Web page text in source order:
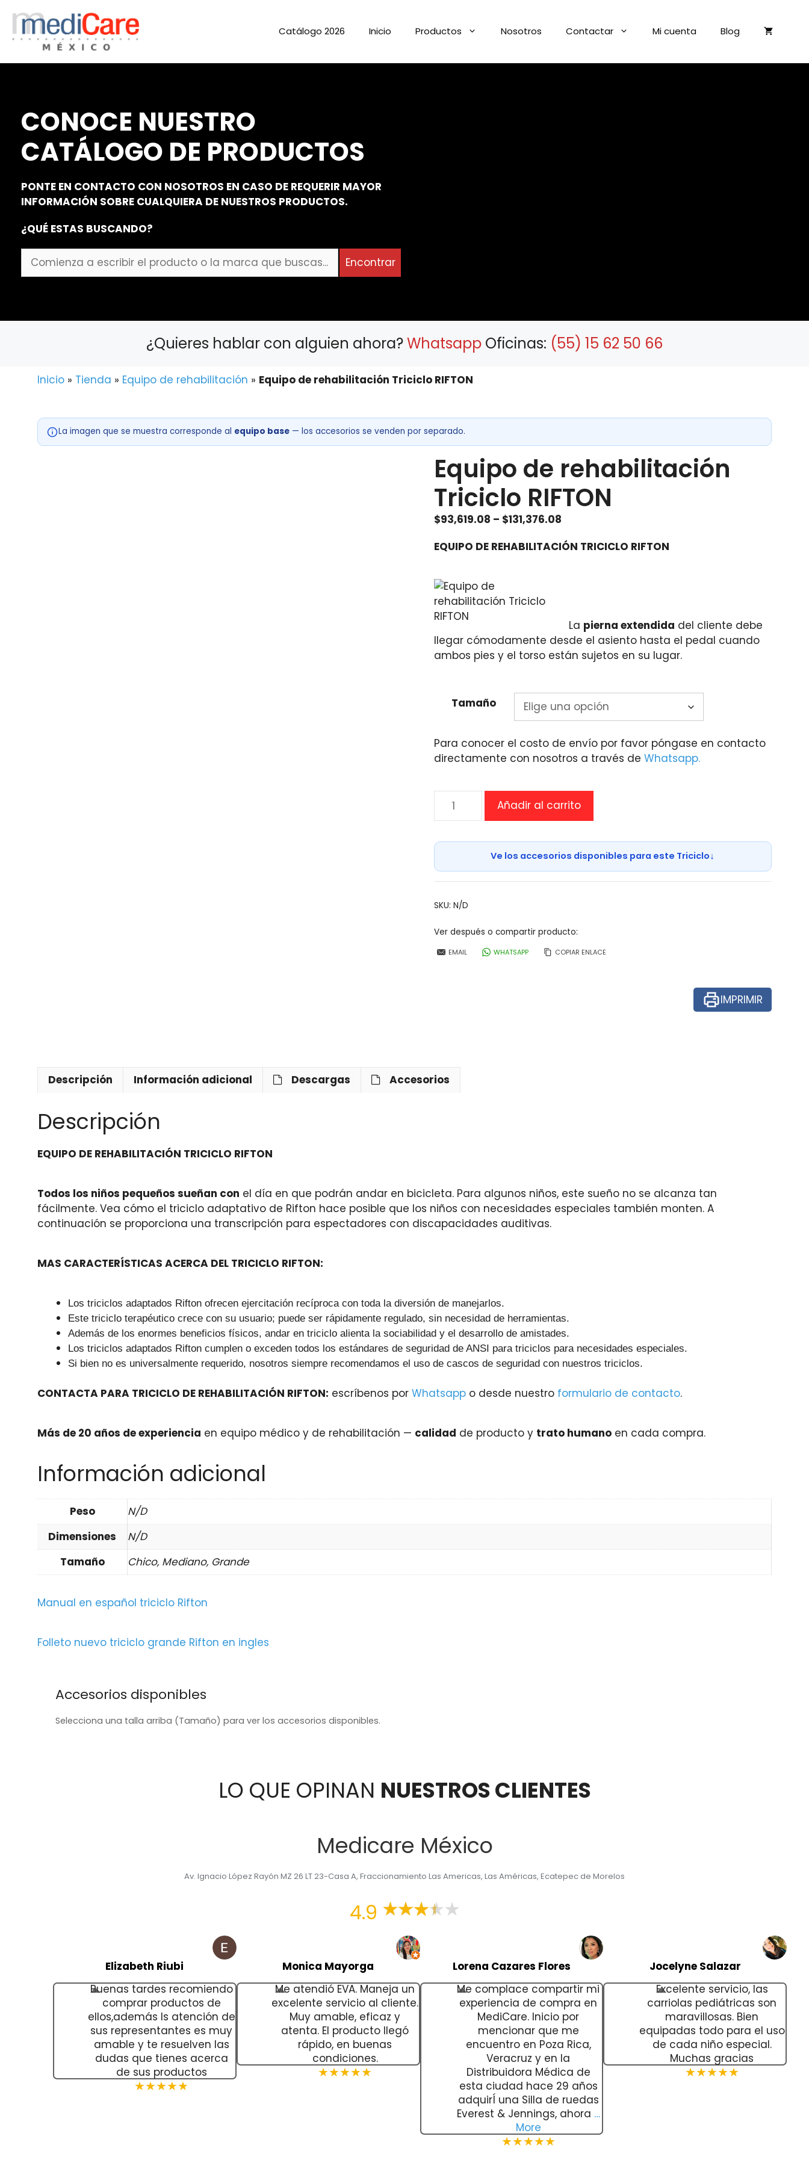
contenido
Catálogo 2026 Inicio Productos Nosotros Contactar Mi cuenta Blog
CONOCE NUESTRO
CATÁLOGO DE PRODUCTOS
PONTE EN CONTACTO CON NOSOTROS EN CASO DE REQUERIR MAYOR
INFORMACIÓN SOBRE CUALQUIERA DE NUESTROS PRODUCTOS.
¿QUÉ ESTAS BUSCANDO?
Comienza
que
Encontrar
¿Quieres hablar con alguien ahora?Whatsapp Oficinas: (55) 15 62 50 66
Inicio » Tienda » Equipo de rehabilitación » Equipo de rehabilitación Triciclo RIFTON
La imagen que se muestra corresponde al equipo base — los accesorios se venden por separado.
Equipo de rehabilitación
Triciclo RIFTON
$93,619.08 – $131,376.08Price
$93,619.08
EQUIPO DE REHABILITACIÓN TRICICLO RIFTON
La pierna extendida del cliente debe
llegar cómodamente desde el asiento hasta el pedal cuando
ambos pies y el torso están sujetos en su lugar.
Tamaño
Para conocer el costo de envío por favor póngase en contacto
directamente con nosotros a través de Whatsapp.
Triciclo
cantidad
Añadir al carrito
Ve los accesorios disponibles para este Triciclo↓
SKU: N/D
Ver después o compartir producto:
EMAIL WHATSAPP COPIAR ENLACE
IMPRIMIR
Descripción Información adicional Descargas Accesorios
Descripción
EQUIPO DE REHABILITACIÓN TRICICLO RIFTON
Todos los niños pequeños sueñan con el día en que podrán andar en bicicleta. Para algunos niños, este sueño no se alcanza tan
fácilmente. Vea cómo el triciclo adaptativo de Rifton hace posible que los niños con necesidades especiales también monten. A
continuación se proporciona una transcripción para espectadores con discapacidades auditivas.
MAS CARACTERÍSTICAS ACERCA DEL TRICICLO RIFTON:
Los triciclos adaptados Rifton ofrecen ejercitación recíproca con toda la diversión de manejarlos.
Este triciclo terapéutico crece con su usuario; puede ser rápidamente regulado, sin necesidad de herramientas.
Además de los enormes beneficios físicos, andar en triciclo alienta la sociabilidad y el desarrollo de amistades.
Los triciclos adaptados Rifton cumplen o exceden todos los estándares de seguridad de ANSI para triciclos para necesidades especiales.
Si bien no es universalmente requerido, nosotros siempre recomendamos el uso de cascos de seguridad con nuestros triciclos.
CONTACTA PARA TRICICLO DE REHABILITACIÓN RIFTON: escríbenos por Whatsapp o desde nuestro formulario de contacto.
Más de 20 años de experiencia en equipo médico y de rehabilitación — calidad de producto y trato humano en cada compra.
Información adicional
Peso
N/D
Dimensiones
N/D
Tamaño
Chico, Mediano, Grande
Manual en español triciclo Rifton
Folleto nuevo triciclo grande Rifton en ingles
Accesorios disponibles
Selecciona una talla arriba (Tamaño) para ver los accesorios disponibles.
LO QUE OPINAN NUESTROS CLIENTES
Medicare México
Av. Ignacio López Rayón MZ 26 LT 23-Casa A, Fraccionamiento Las Americas, Las Américas, Ecatepec de Morelos
4.9
Elizabeth Riubi
Buenas tardes recomiendo
comprar productos de
ellos,además ls atención de
sus representantes es muy
amable y te resuelven las
dudas que tienes acerca
de sus productos
★★★★★
Monica Mayorga
Me atendió EVA. Maneja un
excelente servicio al cliente.
Muy amable, eficaz y
atenta. El producto llegó
rápido, en buenas
condiciones.
★★★★★
Lorena Cazares Flores
Me complace compartir mi
experiencia de compra en
MediCare. Inicio por
mencionar que me
encuentro en Poza Rica,
Veracruz y en la
Distribuidora Médica de
esta ciudad hace 29 años
adquirÍ una Silla de ruedas
Everest & Jennings, ahora …
More
★★★★★
Jocelyne Salazar
Excelente servicio, las
carriolas pediátricas son
maravillosas. Bien
equipadas todo para el uso
de cada niño especial.
Muchas gracias
★★★★★